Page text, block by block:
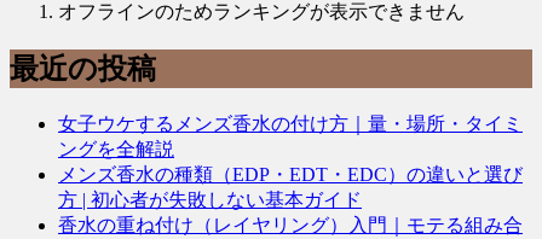
オフラインのためランキングが表示できません
最近の投稿
女子ウケするメンズ香水の付け方｜量・場所・タイミ
ングを全解説
メンズ香水の種類（EDP・EDT・EDC）の違いと選び
方 | 初心者が失敗しない基本ガイド
香水の重ね付け（レイヤリング）入門｜モテる組み合